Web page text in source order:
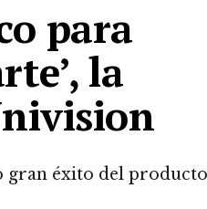
para
la
gran éxito del